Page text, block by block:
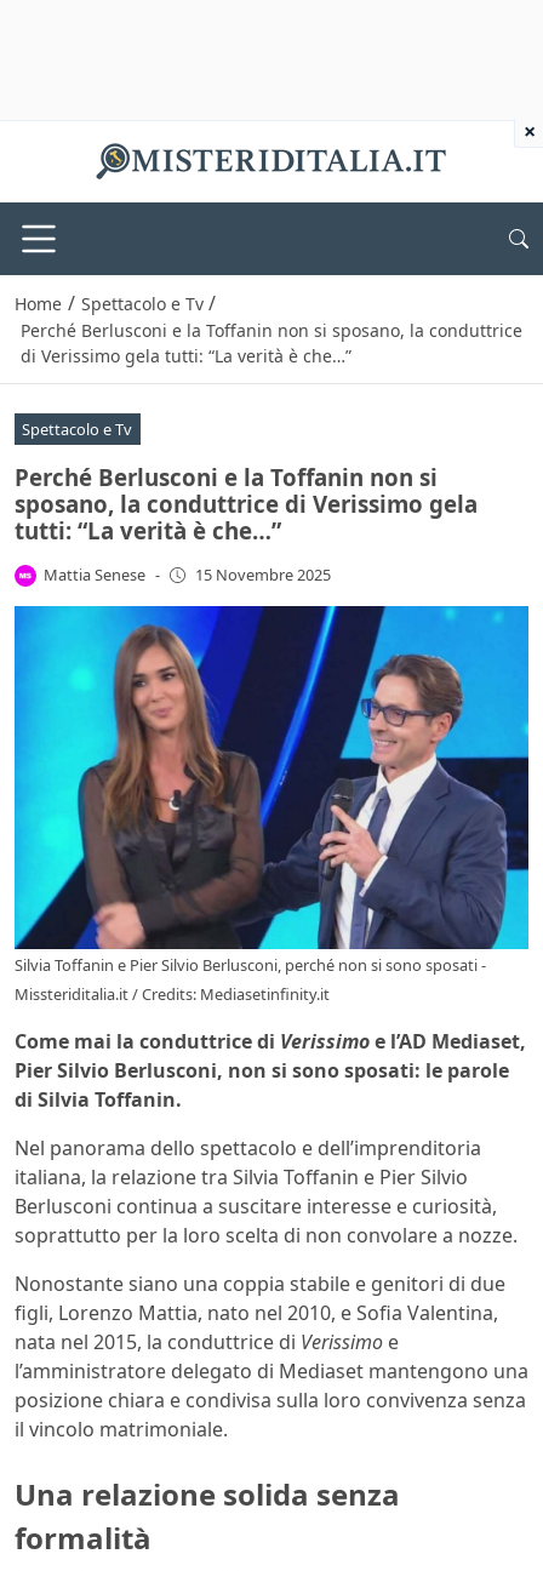
Home / Spettacolo e Tv /
Perché Berlusconi e la Toffanin non si sposano, la conduttrice
di Verissimo gela tutti: “La verità è che…”
Spettacolo e Tv
Perché Berlusconi e la Toffanin non si
sposano, la conduttrice di Verissimo gela
tutti: “La verità è che…”
Mattia Senese - 15 Novembre 2025
Silvia Toffanin e Pier Silvio Berlusconi, perché non si sono sposati -
Missteriditalia.it / Credits: Mediasetinfinity.it
Come mai la conduttrice di Verissimoe l’AD Mediaset,
Pier Silvio Berlusconi, non si sono sposati: le parole
di Silvia Toffanin.
Nel panorama dello spettacolo e dell’imprenditoria
italiana, la relazione tra Silvia Toffanin e Pier Silvio
Berlusconi continua a suscitare interesse e curiosità,
soprattutto per la loro scelta di non convolare a nozze.
Nonostante siano una coppia stabile e genitori di due
figli, Lorenzo Mattia, nato nel 2010, e Sofia Valentina,
nata nel 2015, la conduttrice di Verissimo e
l’amministratore delegato di Mediaset mantengono una
posizione chiara e condivisa sulla loro convivenza senza
il vincolo matrimoniale.
Una relazione solida senza
formalità
×